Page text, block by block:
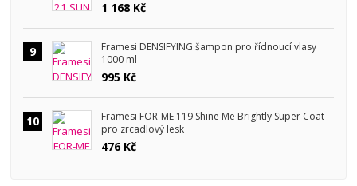
1 168 Kč
9
Framesi DENSIFYING šampon pro řídnoucí vlasy
1000 ml
995 Kč
10
Framesi FOR-ME 119 Shine Me Brightly Super Coat
pro zrcadlový lesk
476 Kč